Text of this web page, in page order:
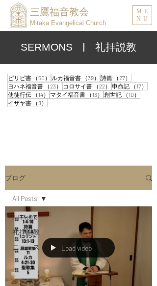
三鷹福音教会
Mitaka Evangelical Church
ME
NU
SERMONS | 礼拝説教
ピリピ書 （50） 50件の記事
ルカ福音書 （39） 39件の記事
詩篇 （27）
ヨハネ福音書
（23） 23件の記事
コロサイ書 （22） 22件の記事
申命記 （17）
使徒行伝
（14） 14件の記事
マタイ福音書 （13） 13件の記事
創世記 （10）
イザヤ書
（8）
ブログ
All Posts
礼拝説教
ニュース
All Posts
Load video